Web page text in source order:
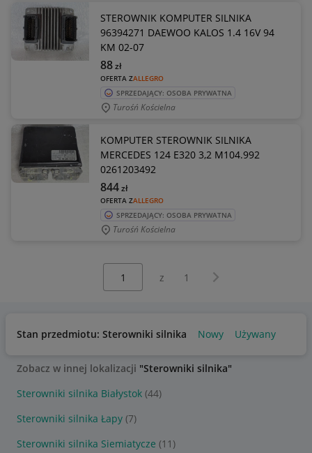
STEROWNIK KOMPUTER SILNIKA
96394271 DAEWOO KALOS 1.4 16V 94
KM 02-07
OFERTA ZALLEGRO
88zł
SPRZEDAJĄCY: OSOBA PRYWATNA
Turośń Kościelna
KOMPUTER STEROWNIK SILNIKA
MERCEDES 124 E320 3,2 M104.992
0261203492
OFERTA ZALLEGRO
844zł
SPRZEDAJĄCY: OSOBA PRYWATNA
Turośń Kościelna
z 1 Następna strona
Stan przedmiotu: Sterowniki silnika Nowy Używany
Zobacz w innej lokalizacji "Sterowniki silnika"
Sterowniki silnika Białystok (44)
Sterowniki silnika Łapy (7)
Sterowniki silnika Siemiatycze (11)